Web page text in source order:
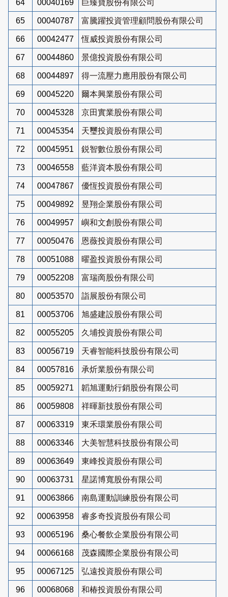
64 00040169 巨臻寶股份有限公司
65 00040787 富騰躍投資管理顧問股份有限公司
66 00042477 恆威投資股份有限公司
67 00044860 景億投資股份有限公司
68 00044897 得一流壓力應用股份有限公司
69 00045220 爾本興業股份有限公司
70 00045328 京田實業股份有限公司
71 00045354 天璽投資股份有限公司
72 00045951 鋭智數位股份有限公司
73 00046558 藍洋資本股份有限公司
74 00047867 優恆投資股份有限公司
75 00049892 昱翔企業股份有限公司
76 00049957 嶼和文創股份有限公司
77 00050476 恩薇投資股份有限公司
78 00051088 曜盈投資股份有限公司
79 00052208 富瑞啇股份有限公司
80 00053570 詣展股份有限公司
81 00053706 旭盛建設股份有限公司
82 00055205 久埔投資股份有限公司
83 00056719 天睿智能科技股份有限公司
84 00057816 承炘業股份有限公司
85 00059271 韜旭運動行銷股份有限公司
86 00059808 祥暉新技股份有限公司
87 00063319 東禾環業股份有限公司
88 00063346 大美智慧科技股份有限公司
89 00063649 東峰投資股份有限公司
90 00063731 星諾博寬股份有限公司
91 00063866 南島運動訓練股份有限公司
92 00063958 睿多奇投資股份有限公司
93 00065196 桑心餐飲企業股份有限公司
94 00066168 茂森國際企業股份有限公司
95 00067125 弘遠投資股份有限公司
96 00068068 和椿投資股份有限公司